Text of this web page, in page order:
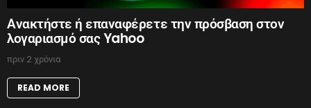
Ανακτήστε ή επαναφέρετε την πρόσβαση στον
λογαριασμό σας Yahoo
πριν 2 χρόνια
READ MORE